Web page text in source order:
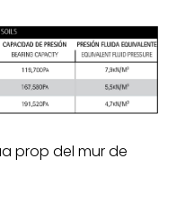
prop del mur de